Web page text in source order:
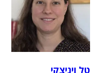
טל ויניצקי